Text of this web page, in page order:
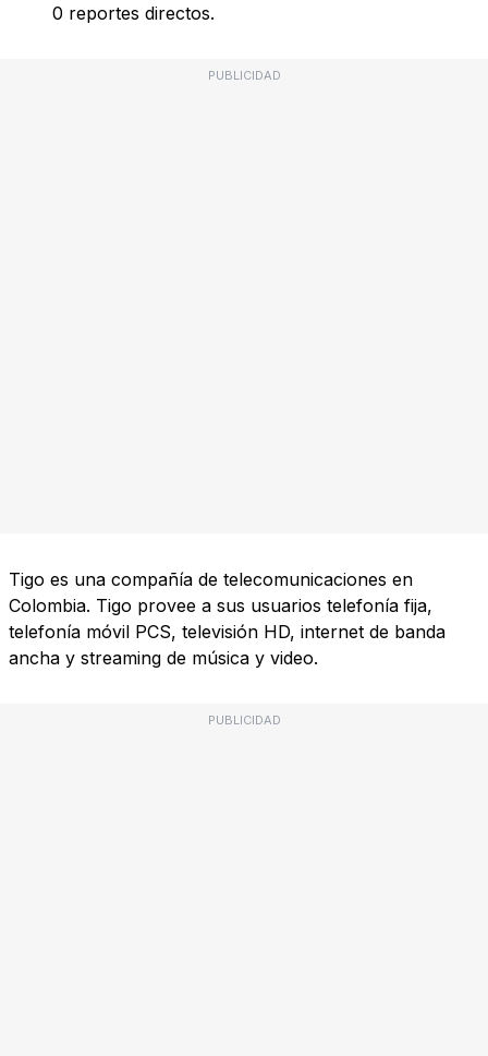
0 reportes directos.
PUBLICIDAD
Tigo es una compañía de telecomunicaciones en
Colombia. Tigo provee a sus usuarios telefonía fija,
telefonía móvil PCS, televisión HD, internet de banda
ancha y streaming de música y video.
PUBLICIDAD